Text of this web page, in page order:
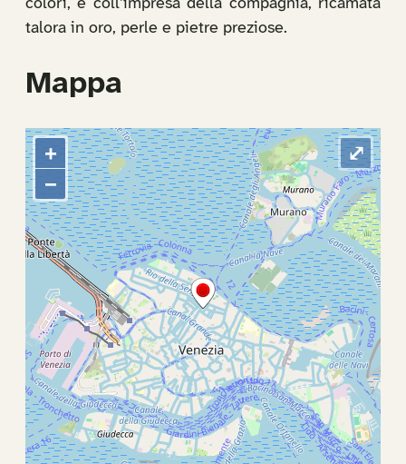
colori, e coll’impresa della compagnia, ricamata
talora in oro, perle e pietre preziose.
Mappa